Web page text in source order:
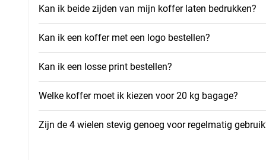
Kan ik beide zijden van mijn koffer laten bedrukken?
Kan ik een koffer met een logo bestellen?
Kan ik een losse print bestellen?
Welke koffer moet ik kiezen voor 20 kg bagage?
Zijn de 4 wielen stevig genoeg voor regelmatig